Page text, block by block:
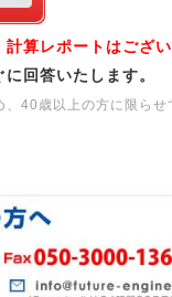
算レポートはござい
に回答いたします。
、40歳以上の方に限らせ